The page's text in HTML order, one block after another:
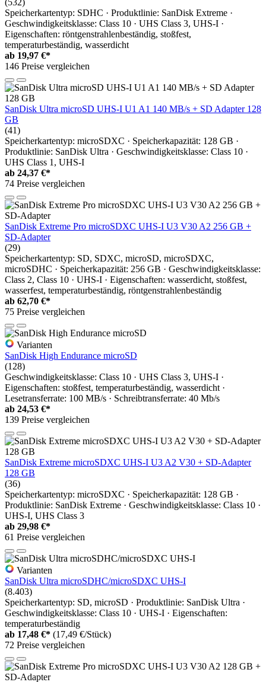
(532)
Speicherkartentyp: SDHC · Produktlinie: SanDisk Extreme ·
Geschwindigkeitsklasse: Class 10 · UHS Class 3, UHS-I ·
Eigenschaften: röntgenstrahlenbeständig, stoßfest,
temperaturbeständig, wasserdicht
ab 19,97 €*
146 Preise vergleichen
SanDisk Ultra microSD UHS-I U1 A1 140 MB/s + SD Adapter 128
GB
(41)
Speicherkartentyp: microSDXC · Speicherkapazität: 128 GB ·
Produktlinie: SanDisk Ultra · Geschwindigkeitsklasse: Class 10 ·
UHS Class 1, UHS-I
ab 24,37 €*
74 Preise vergleichen
SanDisk Extreme Pro microSDXC UHS-I U3 V30 A2 256 GB +
SD-Adapter
(29)
Speicherkartentyp: SD, SDXC, microSD, microSDXC,
microSDHC · Speicherkapazität: 256 GB · Geschwindigkeitsklasse:
Class 2, Class 10 · UHS-I · Eigenschaften: wasserdicht, stoßfest,
wasserfest, temperaturbeständig, röntgenstrahlenbeständig
ab 62,70 €*
75 Preise vergleichen
Varianten
SanDisk High Endurance microSD
(128)
Geschwindigkeitsklasse: Class 10 · UHS Class 3, UHS-I ·
Eigenschaften: stoßfest, temperaturbeständig, wasserdicht ·
Lesetransferrate: 100 MB/s · Schreibtransferrate: 40 Mb/s
ab 24,53 €*
139 Preise vergleichen
SanDisk Extreme microSDXC UHS-I U3 A2 V30 + SD-Adapter
128 GB
(36)
Speicherkartentyp: microSDXC · Speicherkapazität: 128 GB ·
Produktlinie: SanDisk Extreme · Geschwindigkeitsklasse: Class 10 ·
UHS-I, UHS Class 3
ab 29,98 €*
61 Preise vergleichen
Varianten
SanDisk Ultra microSDHC/microSDXC UHS-I
(8.403)
Speicherkartentyp: SD, microSD · Produktlinie: SanDisk Ultra ·
Geschwindigkeitsklasse: Class 10 · UHS-I · Eigenschaften:
temperaturbeständig
ab 17,48 €* (17,49 €/Stück)
72 Preise vergleichen